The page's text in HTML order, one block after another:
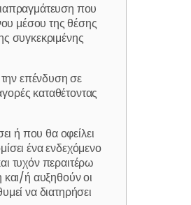
που
μέσου της θέσης
συγκεκριμένης
επένδυση σε
καταθέτοντας
ή που θα οφείλει
ένα ενδεχόμενο
τυχόν περαιτέρω
και/ή αυξηθούν οι
να διατηρήσει